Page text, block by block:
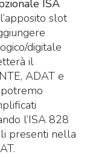
ISA
slot
digitale
il
ADAT e
potremo
l’ISA 828
presenti nella